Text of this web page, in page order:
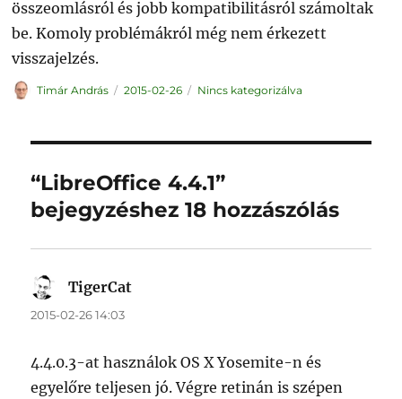
összeomlásról és jobb kompatibilitásról számoltak
be. Komoly problémákról még nem érkezett
visszajelzés.
Szerző
Timár András Közzétéve
2015-02-26 Kategória
Nincs kategorizálva
“LibreOffice 4.4.1”
bejegyzéshez 18 hozzászólás
TigerCat
2015-02-26 14:03
4.4.0.3-at használok OS X Yosemite-n és
egyelőre teljesen jó. Végre retinán is szépen